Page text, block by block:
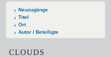
Neuzugänge
Titel
Ort
Autor / Beteiligte
CLOUDS